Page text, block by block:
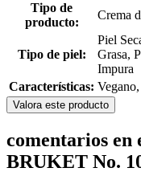
Tipo de
producto:
Crema
Tipo de piel:
Piel
Grasa,
Impura
Características:
Valora este producto
comentarios
BRUKET No.